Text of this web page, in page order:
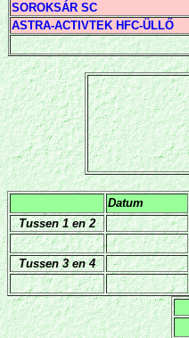
SOROKSÁR SC
ASTRA-ACTIVTEK HFC-ÜLLŐ
Datum
Tussen 1 en 2
Tussen 3 en 4